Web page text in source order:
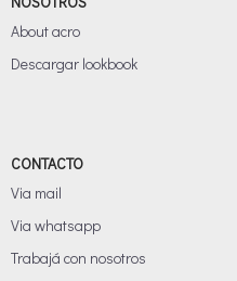
About acro
Descargar lookbook
CONTACTO
Via mail
Via whatsapp
Trabajá con nosotros